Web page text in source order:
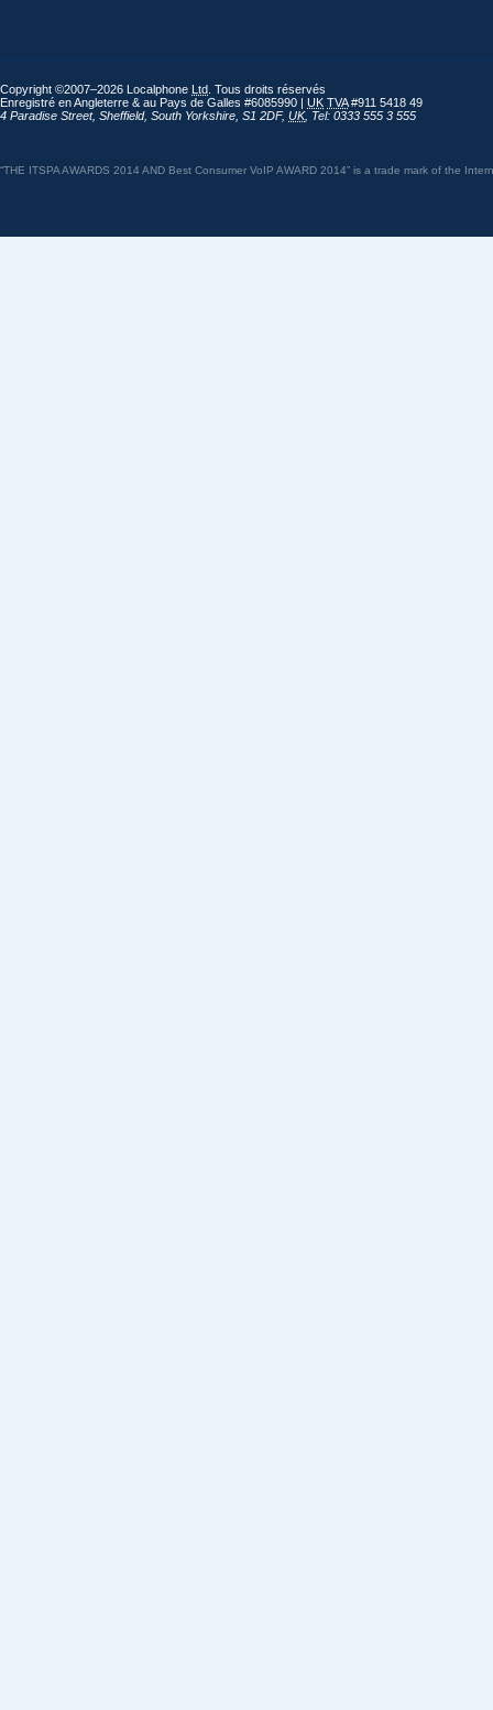
Copyright ©2007–2026 Localphone Ltd . Tous droits réservés
Enregistré en Angleterre & au Pays de Galles #6085990 | UK TVA#911 5418 49
4 Paradise Street, Sheffield, South Yorkshire S1 2DF, UK, Tel: 0333 555 3 555
“THE ITSPA AWARDS 2014 AND Best Consumer VoIP AWARD 2014” is a trade mark of the